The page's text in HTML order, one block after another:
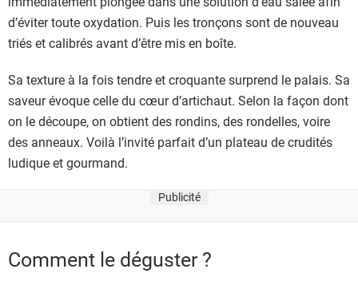
d’éviter toute oxydation. Puis les tronçons sont de nouveau
triés et calibrés avant d’être mis en boîte.
Sa texture à la fois tendre et croquante surprend le palais. Sa
saveur évoque celle du cœur d’artichaut. Selon la façon dont
on le découpe, on obtient des rondins, des rondelles, voire
des anneaux. Voilà l’invité parfait d’un plateau de crudités
ludique et gourmand.
Publicité
Comment le déguster ?